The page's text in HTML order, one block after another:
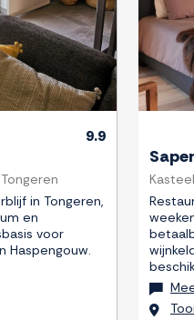
9.9
in Tongeren,
en
voor
Haspengouw.